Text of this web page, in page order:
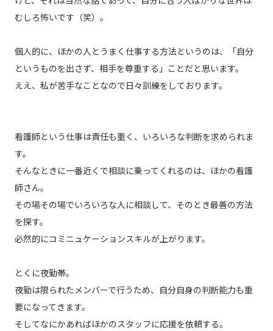
むしろ怖いです（笑）。
個人的に、ほかの人とうまく仕事する方法というのは、「自分
というものを出さず、相手を尊重する」ことだと思います。
ええ、私が苦手なことなので日々訓練をしております。
看護師という仕事は責任も重く、いろいろな判断を求められま
す。
そんなときに一番近くで相談に乗ってくれるのは、ほかの看護
師さん。
その場その場でいろいろな人に相談して、そのとき最善の方法
を探す。
必然的にコミニュケーションスキルが上がります。
とくに夜勤帯。
夜勤は限られたメンバーで行うため、自分自身の判断能力も重
要になってきます。
そしてなにかあればほかのスタッフに応援を依頼する。